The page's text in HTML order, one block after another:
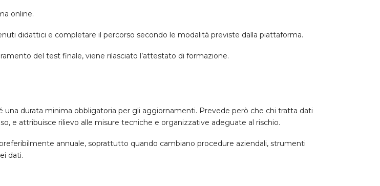
online.
didattici e completare il percorso secondo le modalità previste dalla piattaforma.
del test finale, viene rilasciato l’attestato di formazione.
una durata minima obbligatoria per gli aggiornamenti. Prevede però che chi tratta dati
e attribuisce rilievo alle misure tecniche e organizzative adeguate al rischio.
annuale, soprattutto quando cambiano procedure aziendali, strumenti
dati.